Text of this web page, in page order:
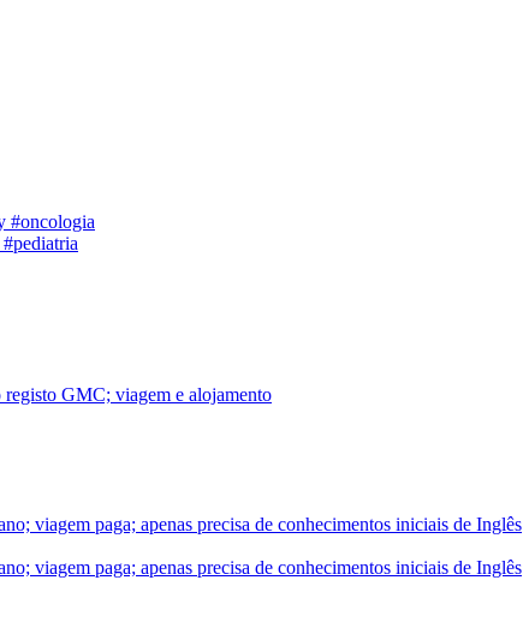
#oncologia
GMC; viagem e alojamento
viagem paga; apenas precisa de conhecimentos iniciais de Inglês
viagem paga; apenas precisa de conhecimentos iniciais de Inglês